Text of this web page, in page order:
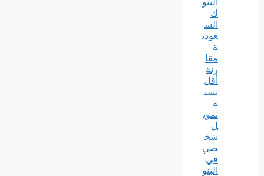
البنو
ك
الس
عودي
ة
مقا
رنة
أقل
نسب
ة
تموي
ل
شخ
صي
في
البنو